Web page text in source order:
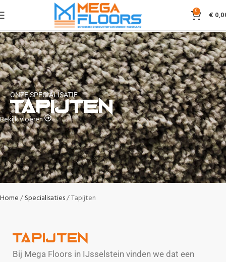
0 €
ONZE SPECIALISATIE
Tapijten
Bekijk vloeren
Home Specialisaties Tapijten
Tapijten
Bij Mega Floors in IJsselstein vinden we dat een